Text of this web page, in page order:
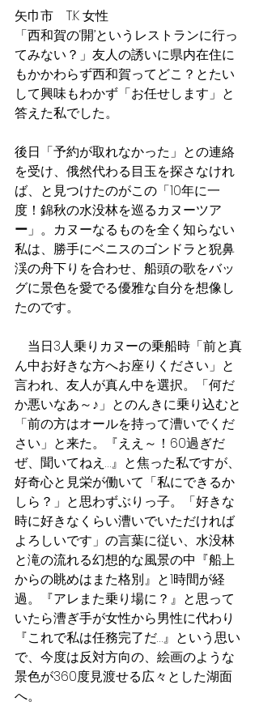
矢巾市　T.K 女性
「西和賀の‘開’というレストランに行っ
てみない？」友人の誘いに県内在住に
もかかわらず西和賀ってどこ？とたい
して興味もわかず「お任せします」と
答えた私でした。
後日「予約が取れなかった」との連絡
を受け、俄然代わる目玉を探さなけれ
ば、と見つけたのがこの「10年に一
度！錦秋の水没林を巡るカヌーツア
ー」。カヌーなるものを全く知らない
私は、勝手にベニスのゴンドラと猊鼻
渓の舟下りを合わせ、船頭の歌をバッ
グに景色を愛でる優雅な自分を想像し
たのです。
当日3人乗りカヌーの乗船時「前と真
ん中お好きな方へお座りください」と
言われ、友人が真ん中を選択。「何だ
か悪いなあ～♪」とのんきに乗り込むと
「前の方はオールを持って漕いでくだ
さい」と来た。『ええ～！60過ぎだ
ぜ、聞いてねえ…』と焦った私ですが、
好奇心と見栄が働いて「私にできるか
しら？」と思わずぶりっ子。「好きな
時に好きなくらい漕いでいただければ
よろしいです」の言葉に従い、水没林
と滝の流れる幻想的な風景の中『船上
からの眺めはまた格別』と1時間が経
過。『アレまた乗り場に？』と思って
いたら漕ぎ手が女性から男性に代わり
『これで私は任務完了だ…』という思い
で、今度は反対方向の、絵画のような
景色が360度見渡せる広々とした湖面
へ。